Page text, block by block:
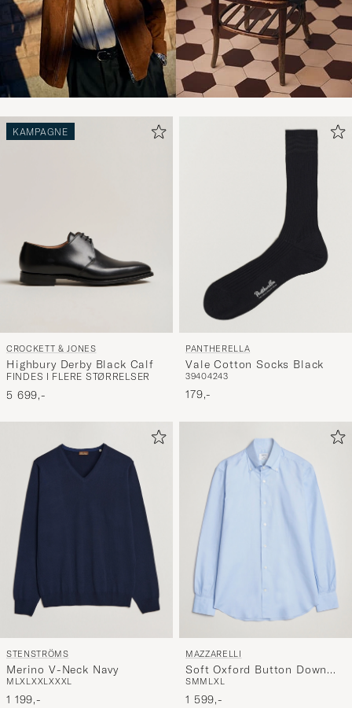
KAMPAGNE
CROCKETT & JONES
Highbury Derby Black Calf
FINDES I FLERE STØRRELSER
5 699,-
PANTHERELLA
Vale Cotton Socks Black
39404243
179,-
STENSTRÖMS
Merino V-Neck Navy
M LXLXXLXXXL
1 199,-
MAZZARELLI
Soft Oxford Button Down
Shirt Light Blue
SMM LXL
1 599,-